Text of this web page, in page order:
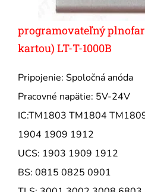
programovateľný
kartou) LT-T-1000B
Pripojenie: Spoločná anóda
Pracovné napätie: 5V-24V
IC:TM1803 TM1804
1904 1909 1912
UCS: 1903 1909 1912
BS: 0815 0825 0901